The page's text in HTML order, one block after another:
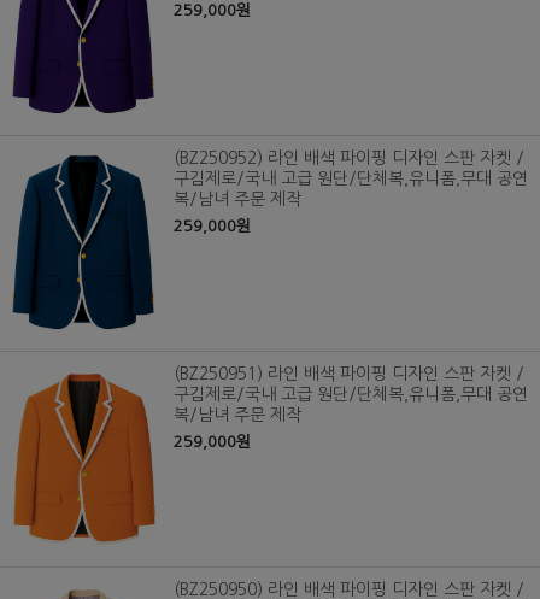
259,000원
(BZ250952) 라인 배색 파이핑 디자인 스판 자켓 /
구김제로/국내 고급 원단/단체복,유니폼,무대 공연
복/남녀 주문 제작
259,000원
(BZ250951) 라인 배색 파이핑 디자인 스판 자켓 /
구김제로/국내 고급 원단/단체복,유니폼,무대 공연
복/남녀 주문 제작
259,000원
(BZ250950) 라인 배색 파이핑 디자인 스판 자켓 /